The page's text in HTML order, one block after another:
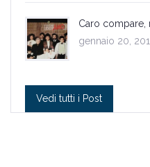
Caro compare,
gennaio 20,
Vedi tutti i Post